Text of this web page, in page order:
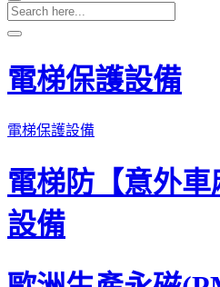
電梯防【意外
設備